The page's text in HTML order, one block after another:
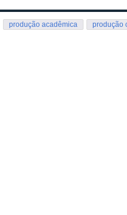
produção acadêmica produção